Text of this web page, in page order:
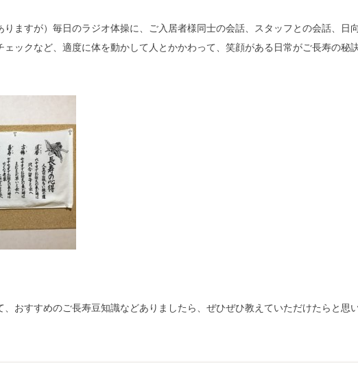
りますが）毎日のラジオ体操に、ご入居者様同士の会話、スタッフとの会話、日
ックなど、適度に体を動かして人とかかわって、笑顔がある日常がご長寿の秘
、おすすめのご長寿豆知識などありましたら、ぜひぜひ教えていただけたらと思